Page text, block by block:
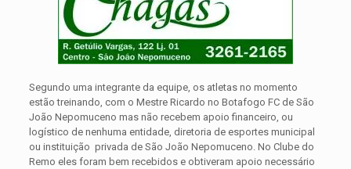
Segundo uma integrante da equipe, os atletas no momento
estão treinando, com o Mestre Ricardo no Botafogo FC de São
João Nepomuceno mas não recebem apoio financeiro, ou
logístico de nenhuma entidade, diretoria de esportes municipal
ou instituição privada de São João Nepomuceno. No Clube do
Remo eles foram bem recebidos e obtiveram apoio necessário